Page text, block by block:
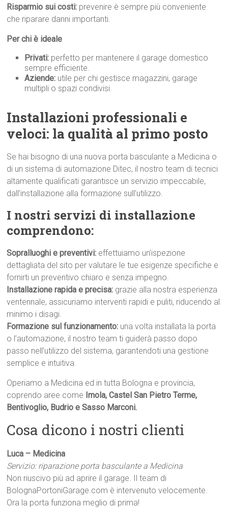
Risparmio sui costi: prevenire è sempre più conveniente
che riparare danni importanti.
Per chi è ideale
Privati: perfetto per mantenere il garage domestico
sempre efficiente.
Aziende: utile per chi gestisce magazzini, garage
multipli o spazi condivisi.
Installazioni professionali e
veloci: la qualità al primo posto
Se hai bisogno di una nuova porta basculante a Medicina o
di un sistema di automazione Ditec, il nostro team di tecnici
altamente qualificati garantisce un servizio impeccabile,
dall’installazione alla formazione sull’utilizzo.
I nostri servizi di installazione
comprendono:
Sopralluoghi e preventivi: effettuiamo un’ispezione
dettagliata del sito per valutare le tue esigenze specifiche e
fornirti un preventivo chiaro e senza impegno.
Installazione rapida e precisa: grazie alla nostra esperienza
ventennale, assicuriamo interventi rapidi e puliti, riducendo al
minimo i disagi.
Formazione sul funzionamento: una volta installata la porta
o l’automazione, il nostro team ti guiderà passo dopo
passo nell’utilizzo del sistema, garantendoti una gestione
semplice e intuitiva.
Operiamo a Medicina ed in tutta Bologna e provincia,
coprendo aree come Imola, Castel San Pietro Terme,
Bentivoglio, Budrio e Sasso Marconi.
Cosa dicono i nostri clienti
Luca – Medicina
Servizio: riparazione porta basculante a Medicina
Non riuscivo più ad aprire il garage. Il team di
BolognaPortoniGarage.com è intervenuto velocemente.
Ora la porta funziona meglio di prima!